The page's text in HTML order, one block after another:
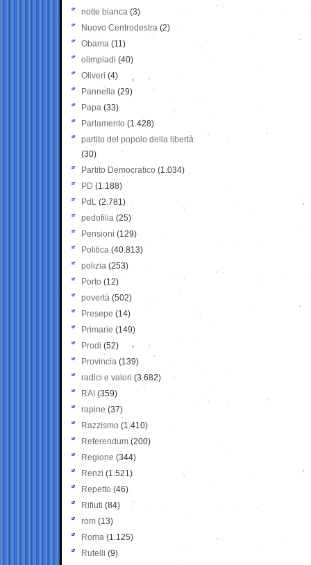
notte bianca (3)
Nuovo Centrodestra (2)
Obama (11)
olimpiadi (40)
Oliveri (4)
Pannella (29)
Papa (33)
Parlamento (1.428)
partito del popolo della libertà
(30)
Partito Democratico (1.034)
PD (1.188)
PdL (2.781)
pedofilia (25)
Pensioni (129)
Politica (40.813)
polizia (253)
Porto (12)
povertà (502)
Presepe (14)
Primarie (149)
Prodi (52)
Provincia (139)
radici e valori (3.682)
RAI (359)
rapine (37)
Razzismo (1.410)
Referendum (200)
Regione (344)
Renzi (1.521)
Repetto (46)
Rifiuti (84)
rom (13)
Roma (1.125)
Rutelli (9)